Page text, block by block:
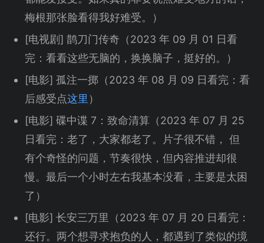
梅根那张脸看得我好难受。）
[电视剧] 鹊刀门传奇（2023 年 09 月 01 日看
完：看看这些无脑的，换换脑子，挺好的。）
[电影] 孤注一掷（2023 年 08 月 09 日看完：看
后感受点这里 ）
[电影] 碟中谍 7：致命清算（2023 年 07 月 25
日看完：老了，大家都老了。片子很不错， 但
有个奇怪的问题，节奏很快，但内容推进却很
慢。最后一个小时左右我基本没看，主要是太困
了）
[电影] 长安三万里（2023 年 07 月 20 日看完：
还行。两个想寻求抱负的人，都遇到了类似的境